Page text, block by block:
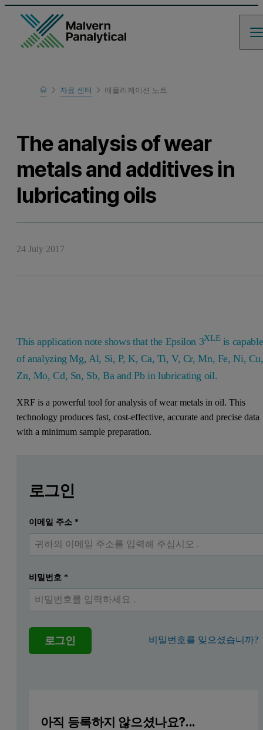
Home
Learn
자료 센터 애플리케이션 노트
The analysis of wear
metals and additives in
lubricating oils
24 July 2017
This application note shows that the Epsilon 3XLEis capable
of analyzing Mg, Al, Si, P, K, Ca, Ti, V, Cr, Mn, Fe, Ni, Cu,
Zn, Mo, Cd, Sn, Sb, Ba and Pb in lubricating oil.
XRF is a powerful tool for analysis of wear metals in oil. This
technology produces fast, cost-effective, accurate and precise data
with a minimum sample preparation.
제출하다
로그인
이메일 주소 *
비밀번호 *
로그인 비밀번호를 잊으셨습니까?
아직 등록하지 않으셨나요?...